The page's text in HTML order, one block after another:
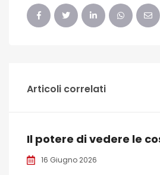
Articoli correlati
Il potere di vedere le
16 Giugno 2026